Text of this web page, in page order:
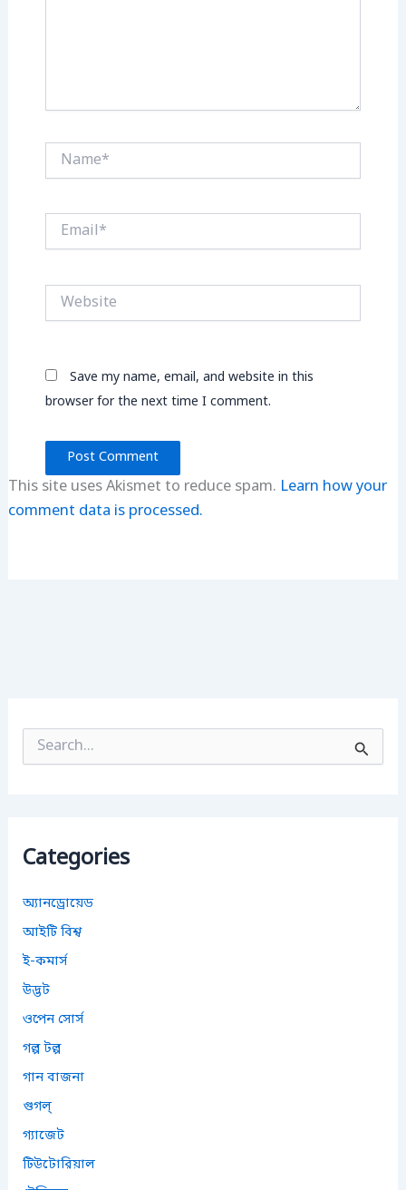
Name*
Email*
Website
Save my name, email, and website in this
browser for the next time I comment.
This site uses Akismet to reduce spam. Learn how your
comment data is processed.
f
o
:
Categories
অ্যানড্রোয়েড
আইটি বিশ্ব
ই-কমার্স
উদ্ভট
ওপেন সোর্স
গল্প টল্প
গান বাজনা
গুগল্
গ্যাজেট
টিউটোরিয়াল